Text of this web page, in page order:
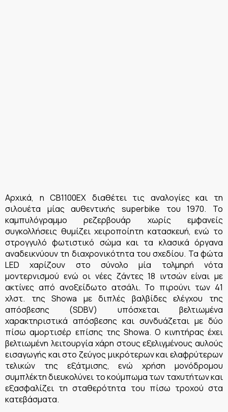
Αρχικά, η CB1100EX διαθέτει τις αναλογίες και τη
σιλουέτα μίας αυθεντικής superbike του 1970. Το
καμπυλόγραμμο ρεζερβουάρ χωρίς εμφανείς
συγκολλήσεις θυμίζει χειροποίητη κατασκευή, ενώ το
στρογγυλό φωτιστικό σώμα και τα κλασικά όργανα
αναδεικνύουν τη διαχρονικότητα του σχεδίου. Τα φώτα
LED χαρίζουν στο σύνολο μία τολμηρή νότα
μοντερνισμού ενώ οι νέες ζάντες 18 ιντσών είναι με
ακτίνες από ανοξείδωτο ατσάλι. Το πιρούνι των 41
χλστ. της Showa με διπλές βαλβίδες ελέγχου της
απόσβεσης (SDBV) υπόσχεται βελτιωμένα
χαρακτηριστικά απόσβεσης και συνδυάζεται με δύο
πίσω αμορτισέρ επίσης της Showa. Ο κινητήρας έχει
βελτιωμένη λειτουργία χάρη στους εξελιγμένους αυλούς
εισαγωγής και στο ζεύγος μικρότερων και ελαφρύτερων
τελικών της εξάτμισης, ενώ χρήση μονόδρομου
συμπλέκτη διευκολύνει το κούμπωμα των ταχυτήτων και
εξασφαλίζει τη σταθερότητα του πίσω τροχού στα
κατεβάσματα.